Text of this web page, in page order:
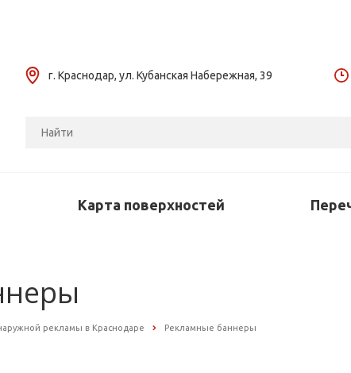
г. Краснодар, ул. Кубанская Набережная, 39
Карта поверхностей
рекламы в Краснодаре Рекламные баннеры